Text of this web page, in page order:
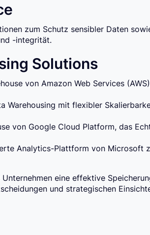
zum Schutz sensibler Daten
-integrität.
Solutions
von Amazon Web Services
Warehousing mit flexibler
von Google Cloud Platform, das
Analytics-Plattform von Microsoft
eine effektive
und strategischen